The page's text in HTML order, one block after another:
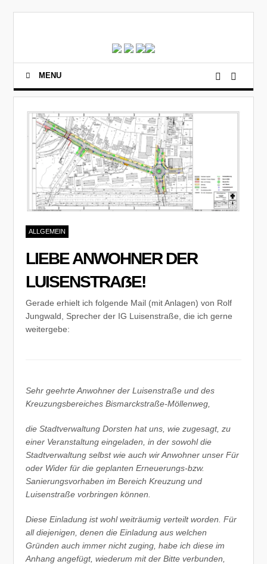
MENU
ALLGEMEIN
LIEBE ANWOHNER DER
LUISENSTRAẞE!
Gerade erhielt ich folgende Mail (mit Anlagen) von Rolf
Jungwald, Sprecher der IG Luisenstraße, die ich gerne
weitergebe:
Sehr geehrte Anwohner der Luisenstraße und des
Kreuzungsbereiches Bismarckstraße-Möllenweg,
die Stadtverwaltung Dorsten hat uns, wie zugesagt, zu
einer Veranstaltung eingeladen, in der sowohl die
Stadtverwaltung selbst wie auch wir Anwohner unser Für
oder Wider für die geplanten Erneuerungs-bzw.
Sanierungsvorhaben im Bereich Kreuzung und
Luisenstraße vorbringen können.
Diese Einladung ist wohl weiträumig verteilt worden. Für
all diejenigen, denen die Einladung aus welchen
Gründen auch immer nicht zuging, habe ich diese im
Anhang angefügt, wiederum mit der Bitte verbunden,